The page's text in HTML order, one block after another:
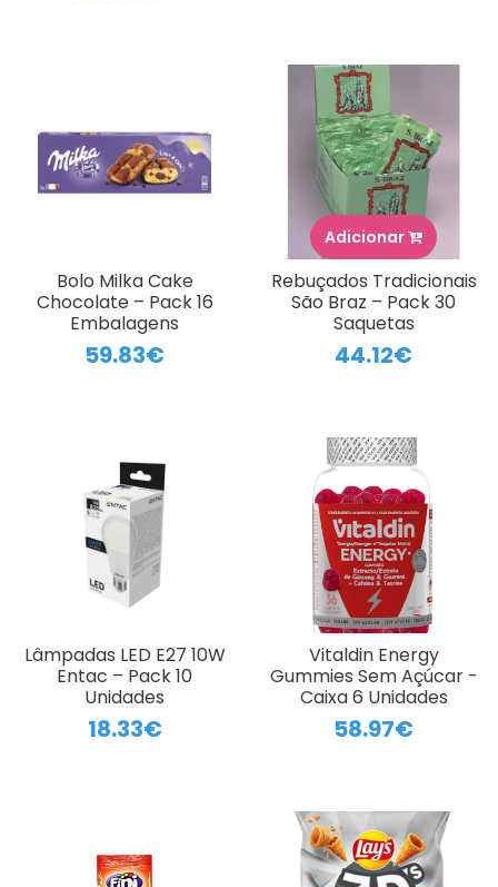
Bolo Milka Cake
Chocolate – Pack 16
Embalagens
59.83€
Adicionar
Rebuçados Tradicionais
São Braz – Pack 30
Saquetas
44.12€
Lâmpadas LED E27 10W
Entac – Pack 10
Unidades
18.33€
Vitaldin Energy
Gummies Sem Açúcar -
Caixa 6 Unidades
58.97€